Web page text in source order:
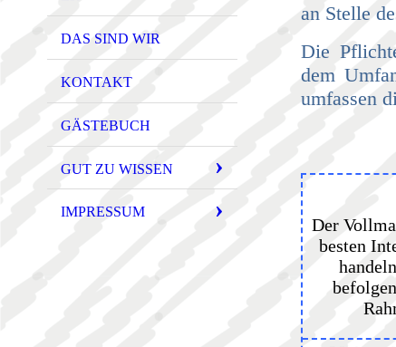
DAS SIND WIR
KONTAKT
GÄSTEBUCH
GUT ZU WISSEN
IMPRESSUM
an Stelle
Die
dem
umfassen
Der
besten